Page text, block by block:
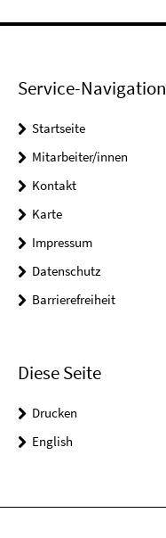
Service-Navigation
Startseite
Mitarbeiter/innen
Kontakt
Karte
Impressum
Datenschutz
Barrierefreiheit
Diese Seite
Drucken
English